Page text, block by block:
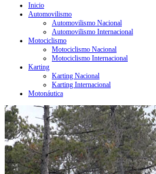
Inicio
Automovilismo
Automovilismo Nacional
Automovilismo Internacional
Motociclismo
Motociclismo Nacional
Motociclismo Internacional
Karting
Karting Nacional
Karting Internacional
Motonáutica